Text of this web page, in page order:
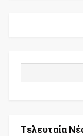
Τελευταία